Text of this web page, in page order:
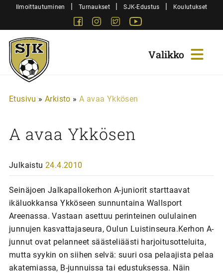
SiirryIlmoittautuminen | Turnaukset | SJK-Edustus | Koulutukset
FacebookInstagram
Twitter
Sjk-
Juniorit
Etusivu » Arkisto » A avaa Ykkösen
A avaa Ykkösen
Julkaistu 24.4.2010
Seinäjoen Jalkapallokerhon A-juniorit starttaavat
ikäluokkansa Ykköseen sunnuntaina Wallsport
Areenassa. Vastaan asettuu perinteinen oululainen
junnujen kasvattajaseura, Oulun Luistinseura.Kerhon A-
junnut ovat pelanneet säästeliäästi harjoitusotteluita,
mutta syykin on siihen selvä: suuri osa pelaajista pelaa
akatemiassa, B-junnuissa tai edustuksessa. Näin